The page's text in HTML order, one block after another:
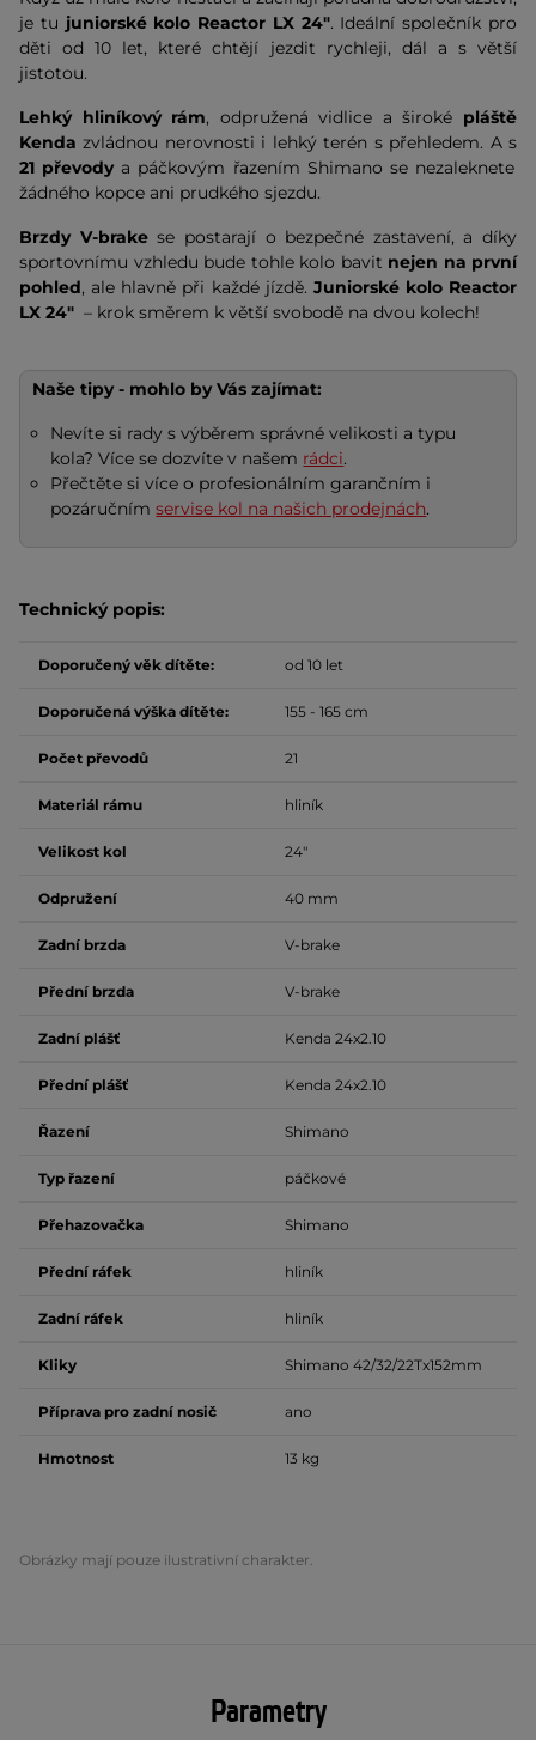
je tu juniorské kolo Reactor LX 24". Ideální společník pro
děti od 10 let, které chtějí jezdit rychleji, dál a s větší
jistotou.
Lehký hliníkový rám, odpružená vidlice a široké pláště
Kenda zvládnou nerovnosti i lehký terén s přehledem. A s
21 převodya páčkovým řazením Shimano se nezaleknete
žádného kopce ani prudkého sjezdu.
Brzdy V-brakese postarají o bezpečné zastavení, a díky
sportovnímu vzhledu bude tohle kolo bavit nejen na první
pohled, ale hlavně při každé jízdě. Juniorské kolo Reactor
LX 24" – krok směrem k větší svobodě na dvou kolech!
Naše tipy - mohlo by Vás zajímat:
Nevíte si rady s výběrem správné velikosti a typu
kola? Více se dozvíte v našem rádci.
Přečtěte si více o profesionálním garančním i
pozáručnímservise kol na našich prodejnách.
Technický popis:
Doporučený věk dítěte: od 10 let
Doporučená výška dítěte: 155 - 165 cm
Počet převodů 21
Materiál rámu hliník
Velikost kol 24"
Odpružení 40 mm
Zadní brzda V-brake
Přední brzda V-brake
Zadní plášť Kenda 24x2.10
Přední plášť Kenda 24x2.10
Řazení Shimano
Typ řazení páčkové
Přehazovačka Shimano
Přední ráfek hliník
Zadní ráfek hliník
Kliky Shimano 42/32/22Tx152mm
Příprava pro zadní nosič ano
Hmotnost 13 kg
Obrázky mají pouze ilustrativní charakter.
Parametry